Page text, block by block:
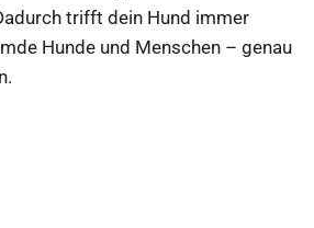
trifft dein Hund immer
Hunde und Menschen – genau